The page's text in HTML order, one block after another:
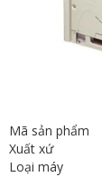
Mã sản phẩm
Xuất xứ
Loại máy